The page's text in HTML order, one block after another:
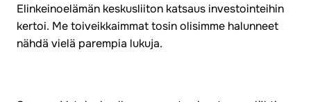
Elinkeinoelämän keskusliiton katsaus investointeihin
kertoi. Me toiveikkaimmat tosin olisimme halunneet
nähdä vielä parempia lukuja.